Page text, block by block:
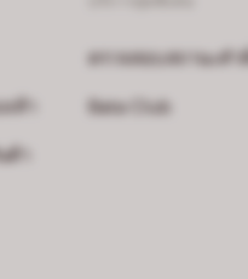
ท้า
า
ตรวจสอบสถานะคำสั่
Bata Club